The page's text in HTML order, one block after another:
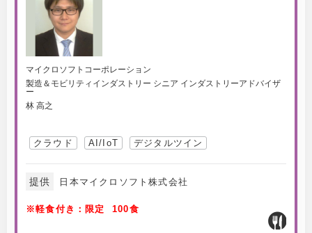
マイクロソフトコーポレーション
製造＆モビリティインダストリー シニア インダストリーアドバイザ
ー
林 高之
クラウド AI/IoT デジタルツイン
提供 日本マイクロソフト株式会社
※軽食付き：限定 100食